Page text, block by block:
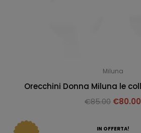
Miluna
Orecchini Donna Miluna le
€85.00 €80.00
IN OFFERTA!